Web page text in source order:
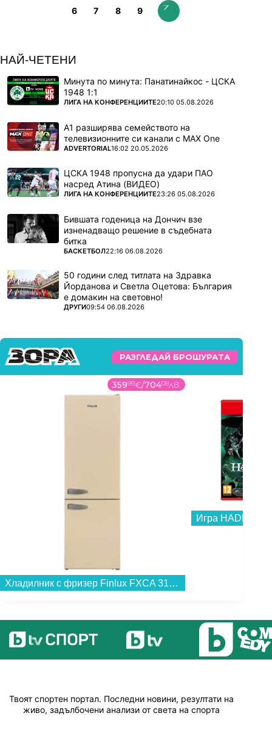
6 7 8 9
НАЙ-ЧЕТЕНИ
Минута по минута: Панатинайкос - ЦСКА
1948 1:1
ПОВЕЧЕ ОТ
ЛИГА НА КОНФЕРЕНЦИИТЕ20:10 05.08.2026
А1 разширява семейството на
телевизионните си канали с MAX One
ПОВЕЧЕ ОТ
ADVERTORIAL16:02 20.05.2026
ЦСКА 1948 пропусна да удари ПАО
насред Атина (ВИДЕО)
ПОВЕЧЕ ОТ
ЛИГА НА КОНФЕРЕНЦИИТЕ23:26 05.08.2026
Бившата годеница на Дончич взе
изненадващо решение в съдебната
битка
ПОВЕЧЕ ОТ
БАСКЕТБОЛ22:16 06.08.2026
50 години след титлата на Здравка
Йорданова и Светла Оцетова: България
е домакин на световно!
ПОВЕЧЕ ОТ
ДРУГИ09:54 06.08.2026
РАЗГЛЕДАЙ БРОШУРАТА
35999€/70408лв.
Хладилник с фризер Finlux FXCA 31320 BEE RETRO , 268 l, E , Бежов , Статична...
Игра HADES 2
Твоят спортен портал. Последни новини, резултати на
живо, задълбочени анализи от света на спорта